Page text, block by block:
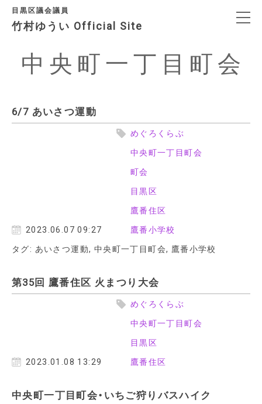
目黒区議会議員
竹村ゆうい Official Site
決意表明
プロフィール
政治信条・政策
アクセス
問い合わせ
中央町一丁目町会
6/7 あいさつ運動
2023.06.07 09:27
めぐろくらぶ
中央町一丁目町会
町会
目黒区
鷹番住区
鷹番小学校
タグ: あいさつ運動, 中央町一丁目町会, 鷹番小学校
第35回 鷹番住区 火まつり大会
2023.01.08 13:29
めぐろくらぶ
中央町一丁目町会
目黒区
鷹番住区
中央町一丁目町会・いちご狩りバスハイク